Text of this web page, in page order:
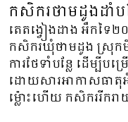
កសិករថាមដូងដាំប
តេតង្វៀងដាង អឹកទៃ
កសិករឃុំថាមដូង ស្រុក
ការថែទាំបន្លែ ដើម្បីប
ដោយសារអាកាសធ
ម៉្លោះហើយ កសិកររីករ